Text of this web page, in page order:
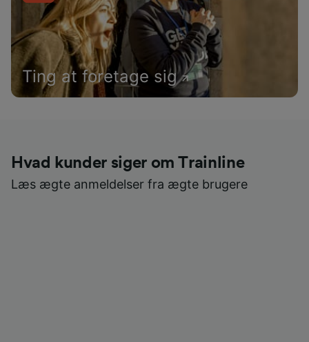
Ting at foretage sig
Hvad kunder siger om Trainline
Læs ægte anmeldelser fra ægte brugere